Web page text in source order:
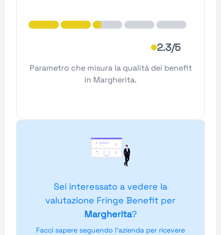
2.3/5
Parametro che misura la qualità dei benefit
in Margherita.
Sei interessato a vedere la
valutazione Fringe Benefit per
Margherita?
Facci sapere seguendo l'azienda per ricevere